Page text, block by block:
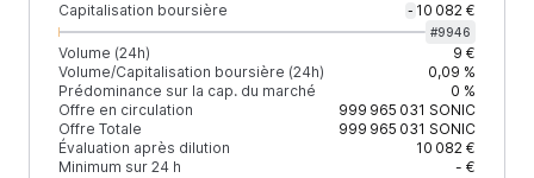
Capitalisation boursière - 10 082 €
#9946
Volume (24h)
9 €
Volume/Capitalisation boursière (24h)
0,09 %
Prédominance sur la cap. du marché
0 %
Offre en circulation
999 965 031 SONIC
Offre Totale
999 965 031 SONIC
Évaluation après dilution
10 082 €
Minimum sur 24 h
- €